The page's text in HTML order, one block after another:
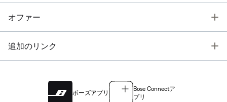
オファー
追加のリンク
ボーズアプリ
Bose Connectア
プリ